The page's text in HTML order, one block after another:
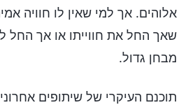
אלוהים. אך למי שאין לו חוויה
שאך החל את חווייתו או אך החל
מבחן גדול.
תוכנם העיקרי של שיתופים